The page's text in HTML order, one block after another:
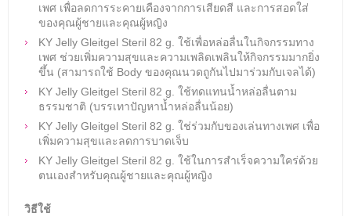
เพศ เพื่อลดการระคายเคืองจากการเสียดสี และการสอดใส่
ของคุณผู้ชายและคุณผู้หญิง
KY Jelly Gleitgel Steril 82 g. ใช้เพื่อหล่อลื่นในกิจกรรมทาง
เพศ ช่วยเพิ่มความสุขและความเพลิดเพลินให้กิจกรรมมากยิ่ง
ขึ้น (สามารถใช้ Body ของคุณนวดถูกันไปมาร่วมกับเจลได้)
KY Jelly Gleitgel Steril 82 g. ใช้ทดแทนน้ำหล่อลื่นตาม
ธรรมชาติ (บรรเทาปัญหาน้ำหล่อลื่นน้อย)
KY Jelly Gleitgel Steril 82 g. ใช่ร่วมกับของเล่นทางเพศ เพื่อ
เพิ่มความสุขและลดการบาดเจ็บ
KY Jelly Gleitgel Steril 82 g. ใช้ในการสำเร็จความใคร่ด้วย
ตนเองสำหรับคุณผู้ชายและคุณผู้หญิง
วิธีใช้